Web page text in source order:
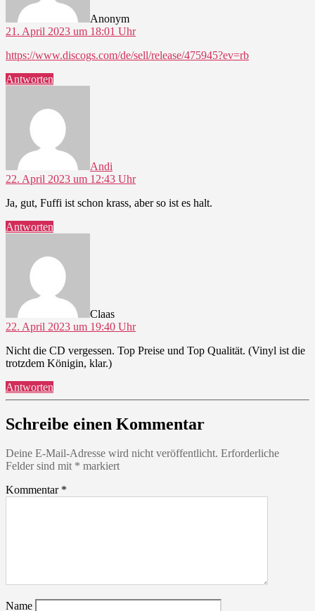
Anonym
21. April 2023 um 18:01 Uhr
https://www.discogs.com/de/sell/release/475945?ev=rb
Antworten
Andi
22. April 2023 um 12:43 Uhr
Ja, gut, Fuffi ist schon krass, aber so ist es halt.
Antworten
Claas
22. April 2023 um 19:40 Uhr
Nicht die CD vergessen. Top Preise und Top Qualität. (Vinyl ist die
trotzdem Königin, klar.)
Antworten
Schreibe einen Kommentar
Deine E-Mail-Adresse wird nicht veröffentlicht. Erforderliche
Felder sind mit * markiert
Kommentar *
Name